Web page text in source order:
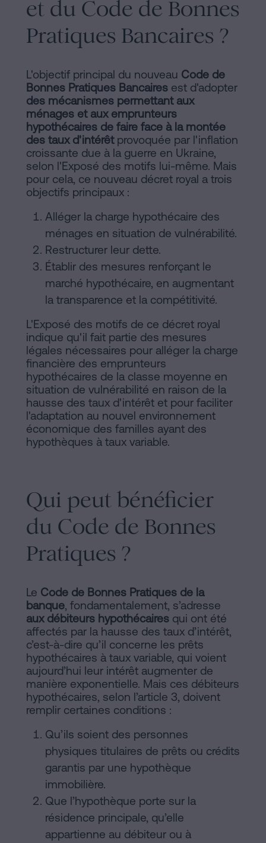
et du Code de Bonnes
Pratiques Bancaires ?
L'objectif principal du nouveau Code de
Bonnes Pratiques Bancaires est d'adopter
des mécanismes permettant aux
ménages et aux emprunteurs
hypothécaires de faire face à la montée
des taux d'intérêtprovoquée par l'inflation
croissante due à la guerre en Ukraine,
selon l'Exposé des motifs lui-même. Mais
pour cela, ce nouveau décret royal a trois
objectifs principaux :
Alléger la charge hypothécaire des
ménages en situation de vulnérabilité.
Restructurer leur dette.
Établir des mesures renforçant le
marché hypothécaire, en augmentant
la transparence et la compétitivité.
L'Exposé des motifs de ce décret royal
indique qu'il fait partie des mesures
légales nécessaires pour alléger la charge
financière des emprunteurs
hypothécaires de la classe moyenne en
situation de vulnérabilité en raison de la
hausse des taux d'intérêt et pour faciliter
l'adaptation au nouvel environnement
économique des familles ayant des
hypothèques à taux variable.
Qui peut bénéficier
du Code de Bonnes
Pratiques ?
Le Code de Bonnes Pratiques de la
banque, fondamentalement, s’adresse
aux débiteurs hypothécaires qui ont été
affectés par la hausse des taux d’intérêt,
c’est-à-dire qu’il concerne les prêts
hypothécaires à taux variable, qui voient
aujourd’hui leur intérêt augmenter de
manière exponentielle. Mais ces débiteurs
hypothécaires, selon l’article 3, doivent
remplir certaines conditions :
Qu’ils soient des personnes
physiques titulaires de prêts ou crédits
garantis par une hypothèque
immobilière.
Que l’hypothèque porte sur la
résidence principale, qu’elle
appartienne au débiteur ou à